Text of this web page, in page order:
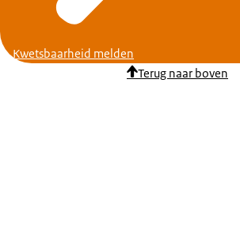
Kwetsbaarheid melden
Terug naar boven